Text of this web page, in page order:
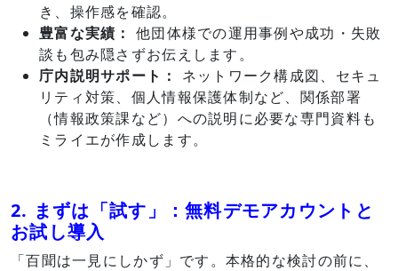
き、操作感を確認。
豊富な実績： 他団体様での運用事例や成功・失敗
談も包み隠さずお伝えします。
庁内説明サポート：
ネットワーク構成図、セキュ
リティ対策、個人情報保護体制など、関係部署
（情報政策課など）への説明に必要な専門資料も
ミライエが作成します。
2. まずは「試す」：無料デモアカウントと
お試し導入
「百聞は一見にしかず」です。本格的な検討の前に、